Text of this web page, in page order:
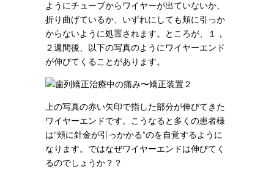
ようにチューブからワイヤーが出ていないか、
折り曲げているか、いずれにしても頬に引っか
からないように処置されます。ところが、１，
２週間後、以下の写真のようにワイヤーエンド
が伸びてくることがあります。
上の写真の赤い矢印で指した部分が伸びてきた
ワイヤーエンドです。こうなると多くの患者様
は”頬に針金が引っかかる”のを自覚するように
なります。ではなぜワイヤーエンドは伸びてく
るのでしょうか？？